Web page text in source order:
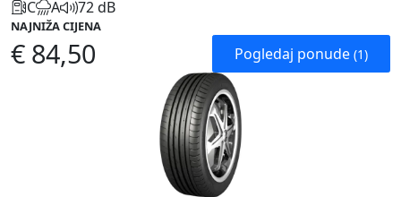
C A 72 dB
NAJNIŽA CIJENA
€ 84,50 Pogledaj ponude (1)